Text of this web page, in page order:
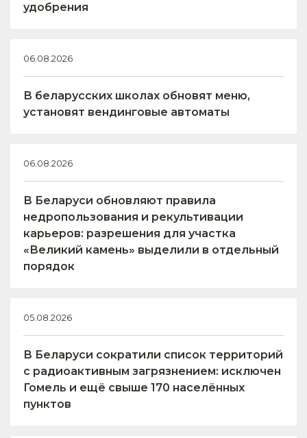
удобрения
06.08.2026
В беларусских школах обновят меню,
установят вендинговые автоматы
06.08.2026
В Беларуси обновляют правила
недропользования и рекультивации
карьеров: разрешения для участка
«Великий камень» выделили в отдельный
порядок
05.08.2026
В Беларуси сократили список территорий
с радиоактивным загрязнением: исключен
Гомель и ещё свыше 170 населённых
пунктов